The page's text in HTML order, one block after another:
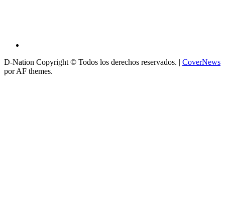
D-Nation Copyright © Todos los derechos reservados. | CoverNews
por AF themes.